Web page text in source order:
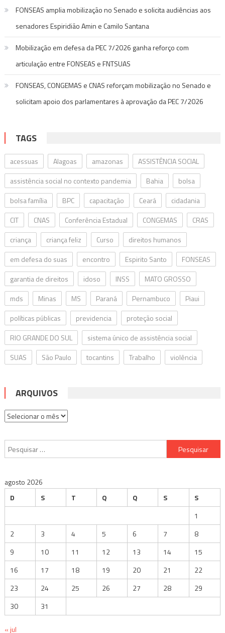
FONSEAS amplia mobilização no Senado e solicita audiências aos
senadores Espiridião Amin e Camilo Santana
Mobilização em defesa da PEC 7/2026 ganha reforço com
articulação entre FONSEAS e FNTSUAS
FONSEAS, CONGEMAS e CNAS reforçam mobilização no Senado e
solicitam apoio dos parlamentares à aprovação da PEC 7/2026
TAGS
acessuas Alagoas amazonas
ASSISTÊNCIA SOCIAL
assistência social no contexto pandemia
Bahia
bolsa
bolsa família
BPC capacitação Ceará
cidadania
CIT
CNAS Conferência Estadual CONGEMAS
CRAS
criança
criança feliz Curso
direitos humanos
em defesa do suas
encontro Espirito Santo
FONSEAS
garantia de direitos
idoso INSS
MATO GROSSO
mds
Minas MS Paraná Pernambuco
Piaui
políticas públicas
previdencia
proteção social
RIO GRANDE DO SUL
sistema único de assistência social
SUAS
São Paulo tocantins Trabalho violência
ARQUIVOS
Arquivos
Pesquisar
por:
agosto 2026
D
S T Q Q S
S
1
2
3 4 5 6 7
8
9
10 11 12 13 14
15
16
17 18 19 20 21
22
23
24 25 26 27 28
29
30
31
« jul